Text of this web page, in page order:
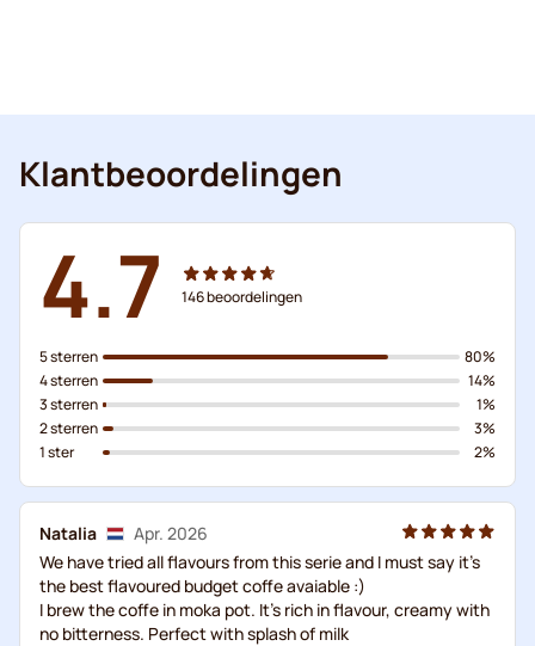
Klantbeoordelingen
4.7 146beoordelingen
5 sterren
4 sterren
3 sterren
2 sterren
1 ster
80%
14%
1%
3%
2%
Natalia
Apr. 2026
We have tried all flavours from this serie and I must say it's
the best flavoured budget coffe avaiable :)
I brew the coffe in moka pot. It's rich in flavour, creamy with
no bitterness. Perfect with splash of milk